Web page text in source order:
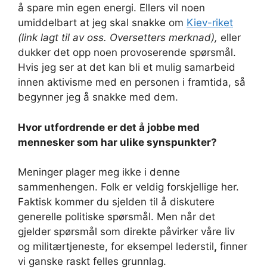
å spare min egen energi. Ellers vil noen
umiddelbart at jeg skal snakke om Kiev-riket
(link lagt til av oss. Oversetters merknad), eller
dukker det opp noen provoserende spørsmål.
Hvis jeg ser at det kan bli et mulig samarbeid
innen aktivisme med en personen i framtida, så
begynner jeg å snakke med dem.
Hvor utfordrende er det å jobbe med
mennesker som har ulike synspunkter?
Meninger plager meg ikke i denne
sammenhengen. Folk er veldig forskjellige her.
Faktisk kommer du sjelden til å diskutere
generelle politiske spørsmål. Men når det
gjelder spørsmål som direkte påvirker våre liv
og militærtjeneste, for eksempel lederstil, finner
vi ganske raskt felles grunnlag.